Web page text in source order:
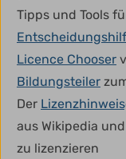
Tipps und Tools
Licence Chooser
Bildungsteiler
Der
aus Wikipedia
zu lizenzieren